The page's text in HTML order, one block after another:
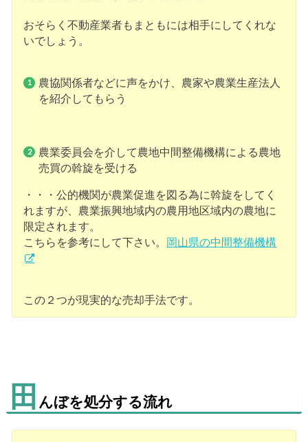
おそらく不動産業者もまともには相手にしてくれな
いでしょう。
農協関係者などに声をかけ、農家や農業生産法人
を紹介してもらう
農業委員会を介して農地中間整備機構による農地
売買の斡旋を受ける
・・・公的機関が農業促進を図る為に斡旋をしてく
れますが、農業振興地域内の農用地区域内の農地に
限定されます。
こちらを参考にして下さい。 岡山県の中間整備機構
この２つが現実的な売却手法です。
田 んぼを処分する流れ